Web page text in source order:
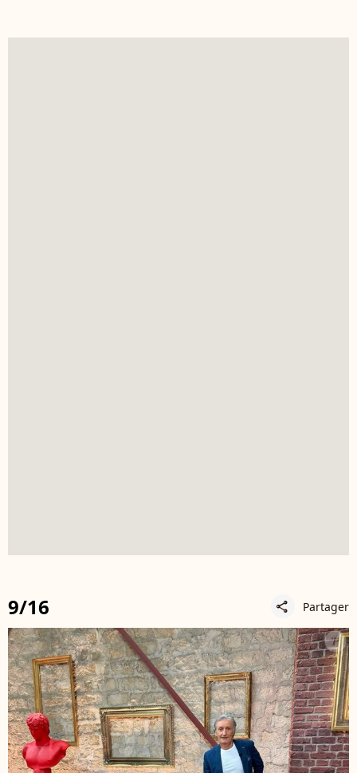
9/16 share Partager